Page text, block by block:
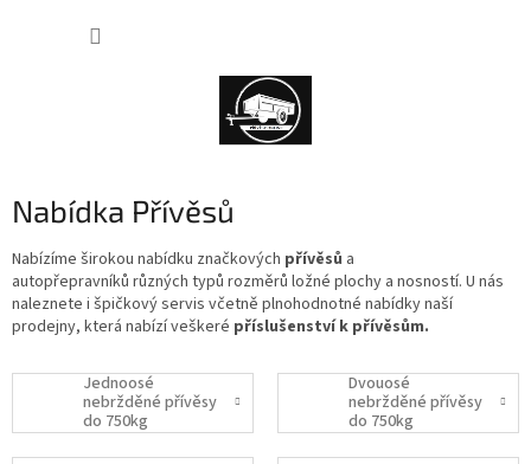
Nabídka Přívěsů
Nabízíme širokou nabídku značkových přívěsů a
autopřepravníků různých typů rozměrů ložné plochy a nosností. U nás
naleznete i špičkový servis včetně plnohodnotné nabídky naší
prodejny, která nabízí veškeré příslušenství k přívěsům.
Jednoosé
nebržděné přívěsy
do 750kg
Dvouosé
nebržděné přívěsy
do 750kg